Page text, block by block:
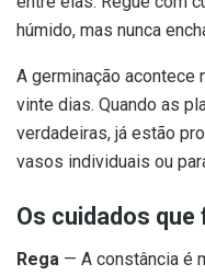
húmido, mas nunca
A germinação acontece
vinte dias. Quando as
verdadeiras, já estão
vasos individuais ou
Os cuidados
Rega — A constância é